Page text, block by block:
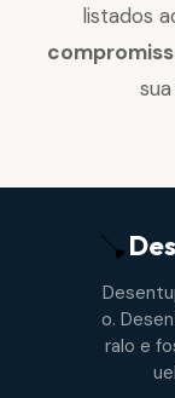
listados
o.
ralo e